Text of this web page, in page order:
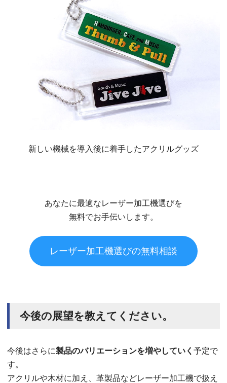
新しい機械を導入後に着手したアクリルグッズ
あなたに最適なレーザー加工機選びを
無料でお手伝いします。
レーザー加工機選びの無料相談
今後の展望を教えてください。
今後はさらに製品のバリエーションを増やしていく 予定で
す。
アクリルや木材に加え、革製品などレーザー加工機で扱え